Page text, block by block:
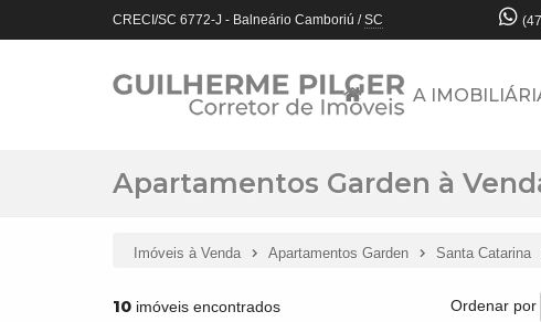
CRECI/SC 6772-J - Balneário Camboriú /SC
A
Apartamentos Garden à
Imóveis à Venda Apartamentos Garden Santa Catarina
10 imóveis encontrados Ordenar por